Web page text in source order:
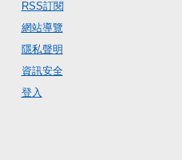
RSS訂閱
網站導覽
隱私聲明
資訊安全
登入